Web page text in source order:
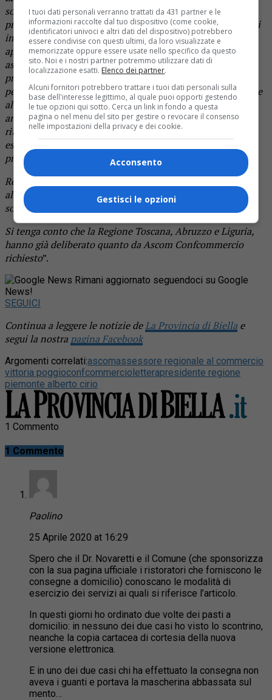
somministrazione di alimenti potrebbe essere effettuata
previa ordinazione on-line o telefonica, garantendo che gli
ingressi per il ritiro dei prodotti ordinati avvengano per
appuntamenti, dilazionati nel tempo, allo scopo di evitare
assembramenti all’esterno e consentendo nel locale la
presenza di un cliente alla volta ed assicurando che
permanga il tempo strettamente necessario alla consegna e
al pagamento della merce. Si chiede inoltre di prevedere
anche la possibilità di consegna in modalità “drive”, con il
ritiro dei prodotti nei punti di consegna attigui ai pubblici
esercizi e con modalità che garantiscano il rispetto delle
prescrizioni di sicurezza.
Resterebbe sospesa ogni forma di consumo sul posto, sino
alla totale riapertura delle normali attività di
somministrazione, nelle date per essa fissate.
Si tenga conto che la Regione Toscana, Abruzzo e Liguria,
hanno già deliberato quanto da Ascom Confcommercio
richiesto”.
Rimani aggiornato seguendoci su Google
News!
SEGUICI
Continua a leggere le notizie deLa Provincia di Biella e
segui la nostra pagina Facebook
Argomenti correlati:ascomassessore regionale al commercio
vittoria poggioconfcommercioletterapresidente regione
piemonte alberto cirio
1 Commento
1 Commento
Paolino
25 Aprile 2020 at 16:29
Spero che il Dr. Novaretti e il Comune (che sponsorizza
con la sua pagina ufficiale i ristoratori che forniscono le
consegne a domicilio) conoscano le modalità di
esercizio dei servizi ai quali si riferisce l’articolo.
In questi giorni ho ordinato due volte dei pasti a
domicilio: in nessuno dei due casi ho visto lo scontrino,
neanche la copia cartacea di cortesia della nuova
versione elettronica.
E in uno dei due casi chi ha effettuato la consegna non
aveva i guanti e portava la mascherina abbassata sul
mento…
I tuoi dati personali verranno trattati da 431 partner e le
informazioni raccolte dal tuo dispositivo (come cookie,
identificatori univoci e altri dati del dispositivo) potrebbero
essere condivise con questi ultimi, da loro visualizzate e
memorizzate oppure essere usate nello specifico da questo
sito. Noi e i nostri partner potremmo utilizzare dati di
localizzazione esatti. Elenco dei partner.
Alcuni fornitori potrebbero trattare i tuoi dati personali sulla
base dell'interesse legittimo, al quale puoi opporti gestendo
le tue opzioni qui sotto. Cerca un link in fondo a questa
pagina o nel menu del sito per gestire o revocare il consenso
nelle impostazioni della privacy e dei cookie.
Acconsento
Gestisci le opzioni